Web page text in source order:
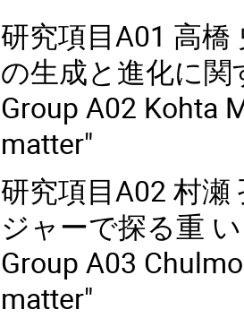
研究項目A01 高
の生成と進化に
Group A02 Kohta
matter"
研究項目A02 村瀬
ジャーで探る重
Group A03
matter"